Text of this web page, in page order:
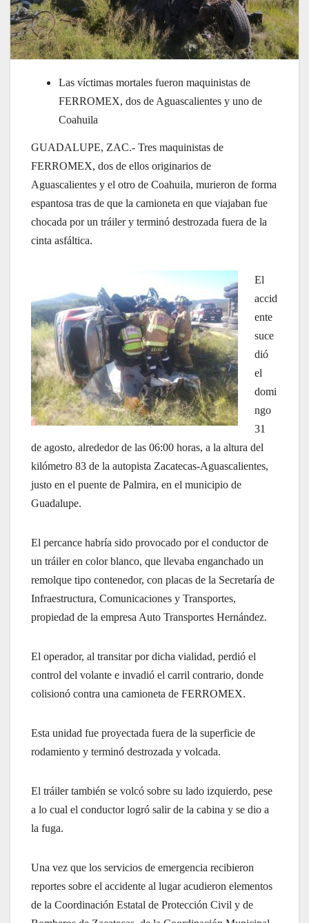
Las víctimas mortales fueron maquinistas de
FERROMEX, dos de Aguascalientes y uno de
Coahuila
GUADALUPE, ZAC.- Tres maquinistas de
FERROMEX, dos de ellos originarios de
Aguascalientes y el otro de Coahuila, murieron de forma
espantosa tras de que la camioneta en que viajaban fue
chocada por un tráiler y terminó destrozada fuera de la
cinta asfáltica.
El
accid
ente
suce
dió
el
domi
ngo
31
de agosto, alrededor de las 06:00 horas, a la altura del
kilómetro 83 de la autopista Zacatecas-Aguascalientes,
justo en el puente de Palmira, en el municipio de
Guadalupe.
El percance habría sido provocado por el conductor de
un tráiler en color blanco, que llevaba enganchado un
remolque tipo contenedor, con placas de la Secretaría de
Infraestructura, Comunicaciones y Transportes,
propiedad de la empresa Auto Transportes Hernández.
El operador, al transitar por dicha vialidad, perdió el
control del volante e invadió el carril contrario, donde
colisionó contra una camioneta de FERROMEX.
Esta unidad fue proyectada fuera de la superficie de
rodamiento y terminó destrozada y volcada.
El tráiler también se volcó sobre su lado izquierdo, pese
a lo cual el conductor logró salir de la cabina y se dio a
la fuga.
Una vez que los servicios de emergencia recibieron
reportes sobre el accidente al lugar acudieron elementos
de la Coordinación Estatal de Protección Civil y de